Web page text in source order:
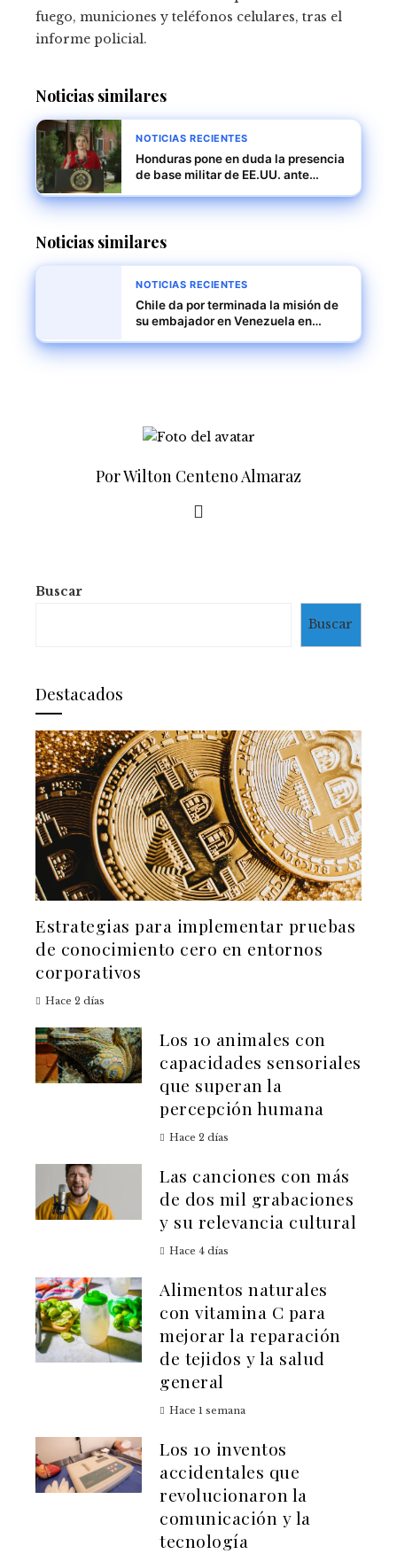
fuego, municiones y teléfonos celulares, tras el
informe policial.
Noticias similares
NOTICIAS RECIENTES
Honduras pone en duda la presencia
de base militar de EE.UU. ante
masivas
Noticias similares
NOTICIAS RECIENTES
Chile da por terminada la misión de
su embajador en Venezuela en
Por Wilton Centeno Almaraz
Buscar
Buscar
Destacados
Estrategias para implementar pruebas
de conocimiento cero en entornos
corporativos
Hace 2 días
Los 10 animales con
capacidades sensoriales
que superan la
percepción humana
Hace 2 días
Las canciones con más
de dos mil grabaciones
y su relevancia cultural
Hace 4 días
Alimentos naturales
con vitamina C para
mejorar la reparación
de tejidos y la salud
general
Hace 1 semana
Los 10 inventos
accidentales que
revolucionaron la
comunicación y la
tecnología